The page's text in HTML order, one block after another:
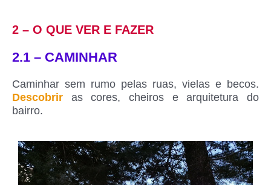
2 – O QUE VER E FAZER
2.1 – CAMINHAR
Caminhar sem rumo pelas ruas, vielas e becos.
Descobrir as cores, cheiros e arquitetura do
bairro.